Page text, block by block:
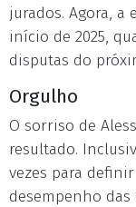
jurados. Agora,
início de 2025,
disputas do
Orgulho
O sorriso de
resultado.
vezes para
desempenho das